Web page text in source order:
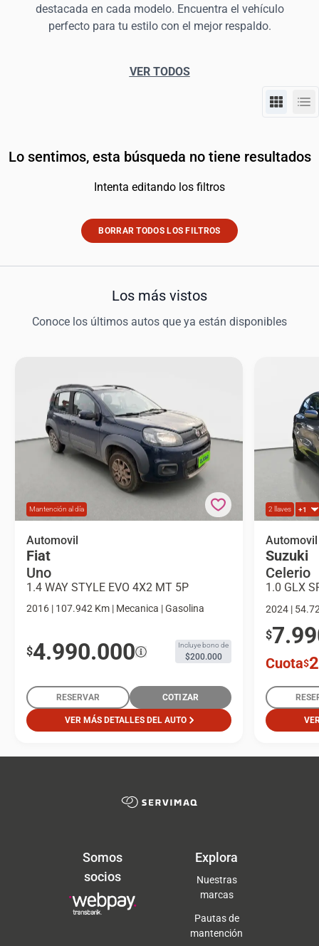
destacada en cada modelo. Encuentra el vehículo
perfecto para tu estilo con el mejor respaldo.
VER TODOS
Lo sentimos, esta búsqueda no tiene resultados
Intenta editando los filtros
BORRAR TODOS LOS FILTROS
Los más vistos
Conoce los últimos autos que ya están disponibles
Mantención al día
Fiat Uno 1.4 Way Style Evo 4x2 Mt 5p
Automovil
Automovil
Fiat
Uno
1.4 WAY STYLE EVO 4X2 MT 5P
2016 | 107.942 Km | Mecanica | Gasolina
$4.990.000 Incluye bono de
$200.000
RESERVAR COTIZAR
VER MÁS DETALLES DEL AUTO
2 llaves +1
Suzuki
5p
Automovil
Suzuki
Celerio
2024 |
$
Cuota$
Explora
Nuestras
marcas
Pautas de
mantención
Somos
socios